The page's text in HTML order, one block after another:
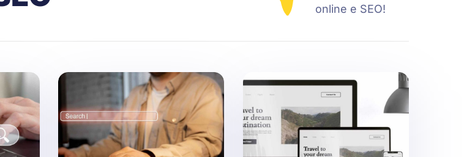
online e SEO!